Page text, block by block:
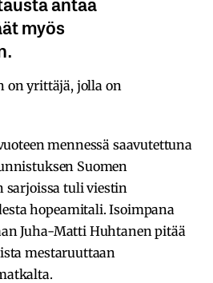
myös
on yrittäjä, jolla on
mennessä saavutettuna
Suomen
sarjoissa tuli viestin
hopeamitali. Isoimpana
Juha-Matti Huhtanen pitää
mestaruuttaan